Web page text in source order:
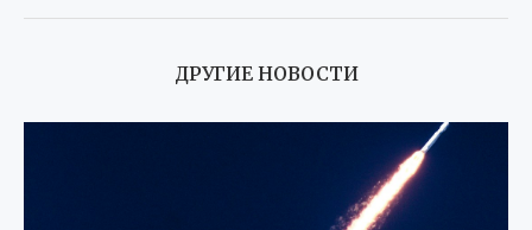
ДРУГИЕ НОВОСТИ